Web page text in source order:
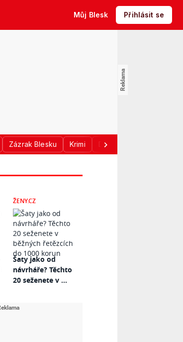
Můj Blesk Přihlásit se
Zázrak Blesku Krimi Donald Trump
ŽENY.CZ
Šaty jako od
návrháře? Těchto
20 seženete v ...